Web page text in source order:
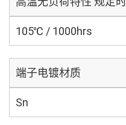
105℃ / 1000hrs
端子电镀材质
Sn